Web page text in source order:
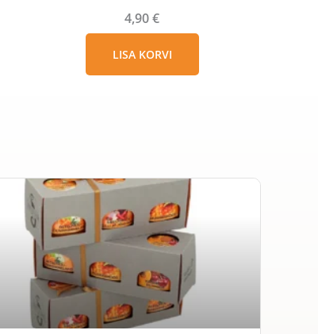
4,90€
LISA KORVI